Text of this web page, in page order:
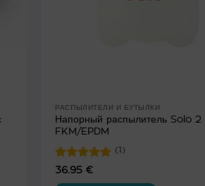
РАСПЫЛИТЕЛИ И БУТЫЛКИ
Напорный распылитель Solo 2
FKM/EPDM
Оценка
(1)
36.95€